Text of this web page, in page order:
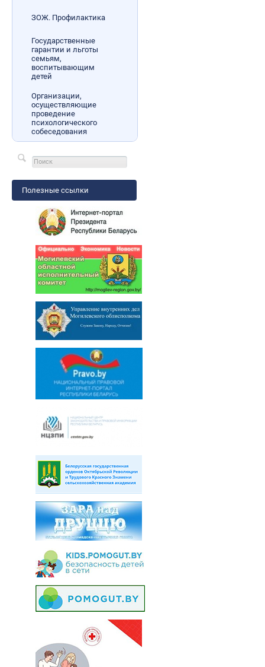
ЗОЖ. Профилактика
Государственные
гарантии и льготы
семьям,
воспитывающим
детей
Организации,
осуществляющие
проведение
психологического
собеседования
Полезные ссылки